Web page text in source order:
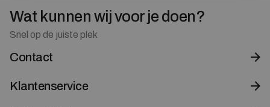
Wat kunnen wij voor je doen?
Snel op de juiste plek
Contact
Klantenservice